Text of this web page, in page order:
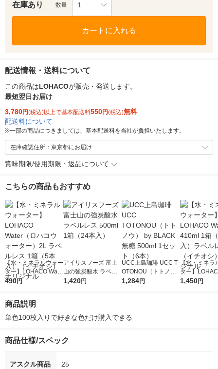
在庫あり 数量 1
カートに入れる
配送情報・送料について
この商品はLOHACOが販売・発送します。
最短翌日お届け
3,780円(税込)以上で基本配送料550円(税込)無料
配送料について
※一部の商品につきましては、基本配送料を当社が負担いたします。
在庫確認住所：東京都にお届け
賞味期限/使用期限・返品について
こちらの商品もおすすめ
【水・ミネラルウォー
ター】LOHACO Wate
r（ロハコウォータ
シ） オリジナル
490円
アイリスフーズ 富士
山の強炭酸水 ラベル
レス 500ml 1箱（24
1,420円
UCC上島珈琲 UCC T
OTONOU（トトノ
ウ） by BLACK無糖 5
1,284円
【水・ミネラ
ター】
r 410ml 1箱（
1,450円
商品説明
単色100枚入りで好きな色だけ購入できる
商品仕様/スペック
アスクル商品
25